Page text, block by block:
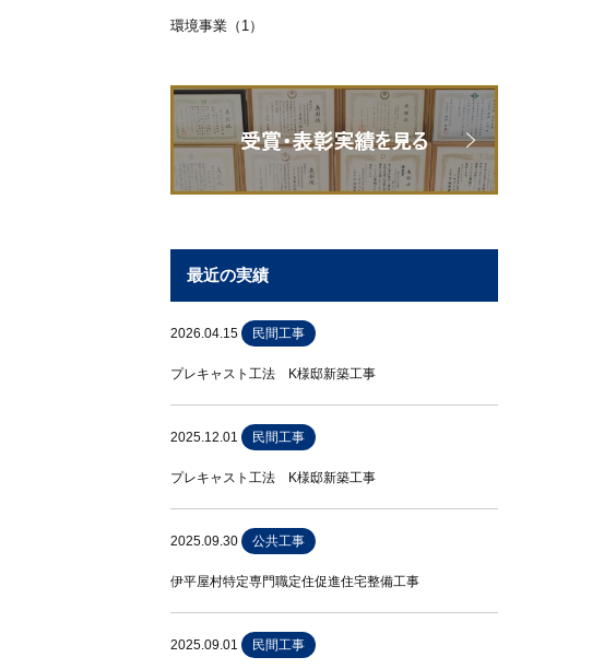
環境事業（1）
最近の実績
2026.04.15 民間工事
プレキャスト工法 K様邸新築工事
2025.12.01 民間工事
プレキャスト工法 K様邸新築工事
2025.09.30 公共工事
伊平屋村特定専門職定住促進住宅整備工事
2025.09.01 民間工事